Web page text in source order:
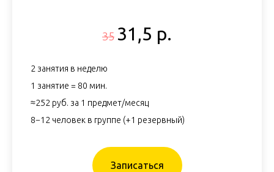
35 31,5 р.
2 занятия в неделю
1 занятие = 80 мин.
≈252 руб. за 1 предмет/месяц
8−12 человек в группе (+1 резервный)
Записаться